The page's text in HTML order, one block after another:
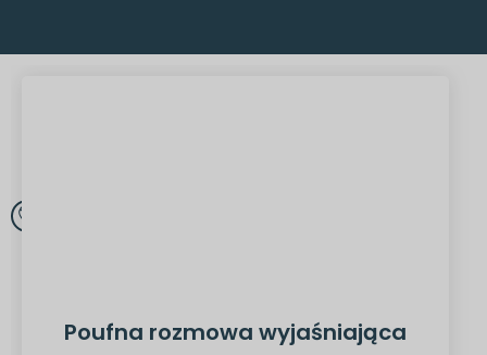
Poufna rozmowa wyjaśniająca